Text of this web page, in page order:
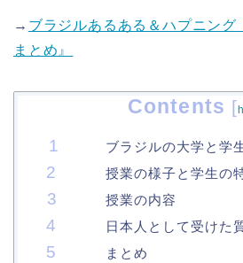
→ ブラジルあるある＆ハプニング
まとめ』
Contents [
ブラジルの大学と学
授業の様子と学生の
授業の内容
日本人として受けた
まとめ